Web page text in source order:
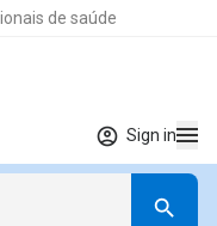
de saúde
Sign in